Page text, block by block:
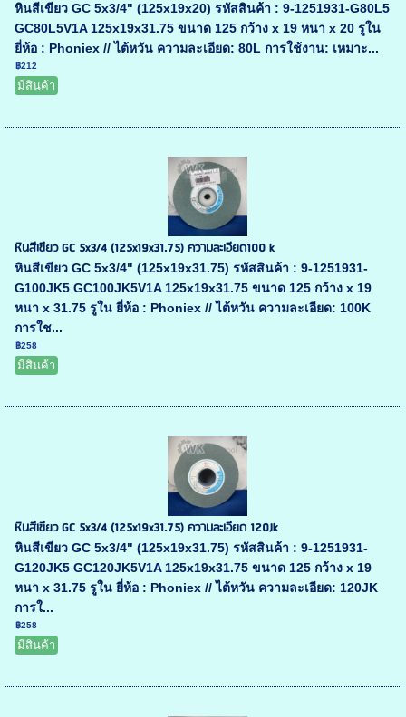
หินสีเขียว GC 5x3/4" (125x19x20) รหัสสินค้า : 9-1251931-G80L5
GC80L5V1A 125x19x31.75 ขนาด 125 กว้าง x 19 หนา x 20 รูใน
ยี่ห้อ : Phoniex // ไต้หวัน ความละเอียด: 80L การใช้งาน: เหมาะ...
฿212
มีสินค้า
หินสีเขียว GC 5x3/4 (125x19x31.75) ความละเอียด100 k
หินสีเขียว GC 5x3/4" (125x19x31.75) รหัสสินค้า : 9-1251931-
G100JK5 GC100JK5V1A 125x19x31.75 ขนาด 125 กว้าง x 19
หนา x 31.75 รูใน ยี่ห้อ : Phoniex // ไต้หวัน ความละเอียด: 100K
การใช...
฿258
มีสินค้า
หินสีเขียว GC 5x3/4 (125x19x31.75) ความละเอียด 120Jk
หินสีเขียว GC 5x3/4" (125x19x31.75) รหัสสินค้า : 9-1251931-
G120JK5 GC120JK5V1A 125x19x31.75 ขนาด 125 กว้าง x 19
หนา x 31.75 รูใน ยี่ห้อ : Phoniex // ไต้หวัน ความละเอียด: 120JK
การใ...
฿258
มีสินค้า